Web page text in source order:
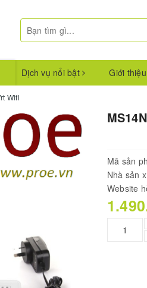
Dịch vụ nổi bật Giới thiệu
Wifi
Mã sản
Nhà sản
Website